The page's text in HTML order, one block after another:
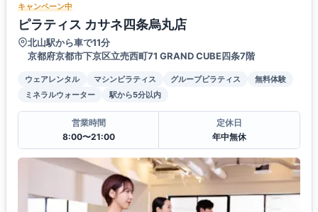
キャンペーン中
ピラティス カサネ四条烏丸店
北山駅から車で11分
京都府京都市下京区立売西町71 GRAND CUBE四条7階
ウェアレンタル マシンピラティス グループピラティス
無料体験
ミネラルウォーター
駅から5分以内
営業時間
8:00〜21:00
定休日
年中無休